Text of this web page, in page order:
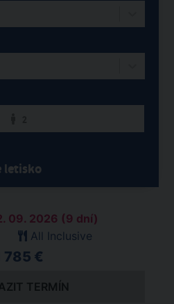
letisko
09. 2026 (9 dní)
All Inclusive
785 €
TERMÍN